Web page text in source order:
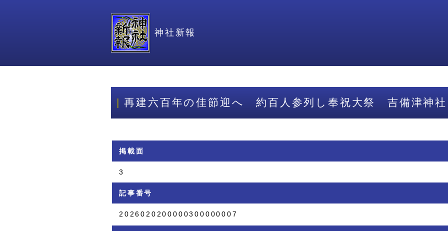
神社新報
再建六百年の佳節迎へ 約百人参列し奉祝大祭 吉備津神社
掲載面
3
記事番号
2026020200000300000007